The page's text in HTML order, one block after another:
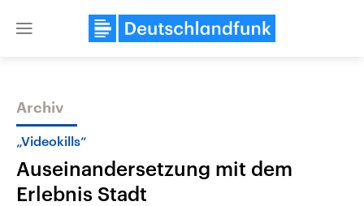
Close
Themen
Archiv
„Videokills“
Auseinandersetzung mit dem
Erlebnis Stadt